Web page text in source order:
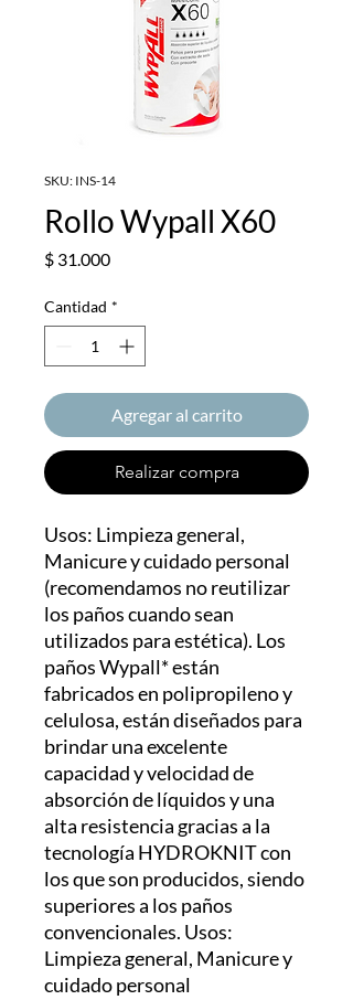
SKU: INS-14
Rollo Wypall X60
$ 31.000Precio
Cantidad *
Agregar al carrito
Realizar compra
Usos: Limpieza general,
Manicure y cuidado personal
(recomendamos no reutilizar
los paños cuando sean
utilizados para estética). Los
paños Wypall* están
fabricados en polipropileno y
celulosa, están diseñados para
brindar una excelente
capacidad y velocidad de
absorción de líquidos y una
alta resistencia gracias a la
tecnología HYDROKNIT con
los que son producidos, siendo
superiores a los paños
convencionales. Usos:
Limpieza general, Manicure y
cuidado personal